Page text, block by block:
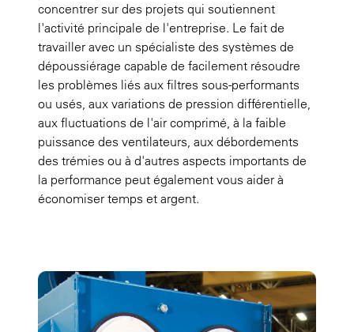
concentrer sur des projets qui soutiennent
l'activité principale de l'entreprise. Le fait de
travailler avec un spécialiste des systèmes de
dépoussiérage capable de facilement résoudre
les problèmes liés aux filtres sous-performants
ou usés, aux variations de pression différentielle,
aux fluctuations de l'air comprimé, à la faible
puissance des ventilateurs, aux débordements
des trémies ou à d'autres aspects importants de
la performance peut également vous aider à
économiser temps et argent.